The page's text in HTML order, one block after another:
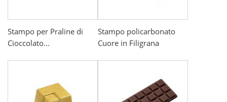
Stampo per Praline di
Cioccolato...
Stampo policarbonato
Cuore in Filigrana